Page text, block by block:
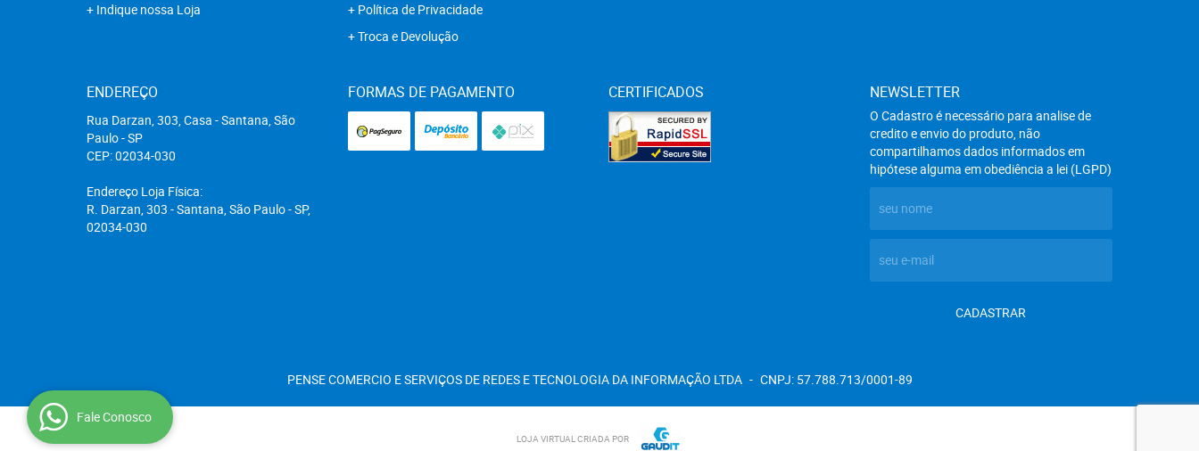
Indique nossa Loja
Política de Privacidade
Troca e Devolução
ENDEREÇO
Rua Darzan, 303, Casa -Santana, São
Paulo-SP
CEP: 02034-030
Endereço Loja Física:
R. Darzan, 303 - Santana, São Paulo - SP,
02034-030
FORMAS DE PAGAMENTO CERTIFICADOS NEWSLETTER
O Cadastro é necessário para analise de
credito e envio do produto, não
compartilhamos dados informados em
hipótese alguma em obediência a lei (LGPD)
CADASTRAR
PENSE COMERCIO E SERVIÇOS DE REDES E TECNOLOGIA DA INFORMAÇÃO LTDA CNPJ: 57.788.713/0001-89
LOJA VIRTUAL CRIADA POR
Fale Conosco